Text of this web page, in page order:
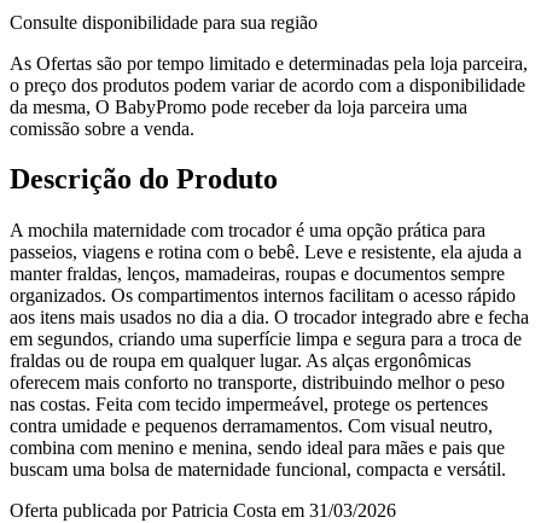
Consulte disponibilidade para sua região
As Ofertas são por tempo limitado e determinadas pela loja parceira,
o preço dos produtos podem variar de acordo com a disponibilidade
da mesma, O BabyPromo pode receber da loja parceira uma
comissão sobre a venda.
Descrição do Produto
A mochila maternidade com trocador é uma opção prática para
passeios, viagens e rotina com o bebê. Leve e resistente, ela ajuda a
manter fraldas, lenços, mamadeiras, roupas e documentos sempre
organizados. Os compartimentos internos facilitam o acesso rápido
aos itens mais usados no dia a dia. O trocador integrado abre e fecha
em segundos, criando uma superfície limpa e segura para a troca de
fraldas ou de roupa em qualquer lugar. As alças ergonômicas
oferecem mais conforto no transporte, distribuindo melhor o peso
nas costas. Feita com tecido impermeável, protege os pertences
contra umidade e pequenos derramamentos. Com visual neutro,
combina com menino e menina, sendo ideal para mães e pais que
buscam uma bolsa de maternidade funcional, compacta e versátil.
Oferta publicada por Patricia Costa em 31/03/2026